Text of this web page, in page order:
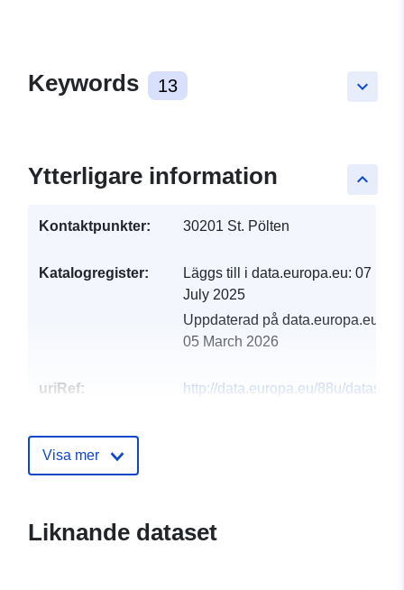
keyboard_arrow_down
Keywords 13
keyboard_arrow_up
Ytterligare information
Kontaktpunkter: 30201 St. Pölten
Katalogregister: Läggs till i data.europa.eu: 07
July 2025
Uppdaterad på data.europa.eu:
05 March 2026
uriRef:
http://data.europa.eu/88u/
Visa mer
Liknande dataset